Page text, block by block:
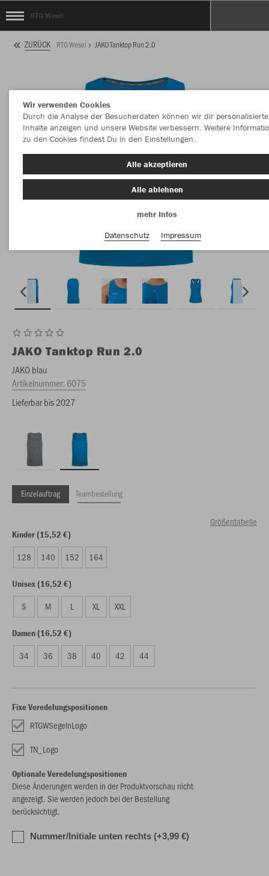
RTG Wesel
ZURÜCK RTG Wesel JAKO Tanktop Run 2.0
JAKO Tanktop Run 2.0
JAKO blau
Artikelnummer: 6075
Lieferbar bis 2027
Einzelauftrag Teambestellung
Größentabelle
Kinder (15,52 €)
128 140 152 164
Unisex (16,52 €)
S M L XL XXL
Damen (16,52 €)
34 36 38 40 42 44
Fixe Veredelungspositionen
RTGWSegelnLogo
TN_Logo
Optionale Veredelungspositionen
Diese Änderungen werden in der Produktvorschau nicht
angezeigt. Sie werden jedoch bei der Bestellung
berücksichtigt.
Nummer/Initiale unten rechts (+3,99 €)
Wir verwenden Cookies
Durch die Analyse der Besucherdaten können wir dir personalisierte
Inhalte anzeigen und unsere Website verbessern. Weitere
zu den Cookies findest Du in den Einstellungen.
Alle akzeptieren
Alle ablehnen
mehr Infos
Datenschutz
Impressum